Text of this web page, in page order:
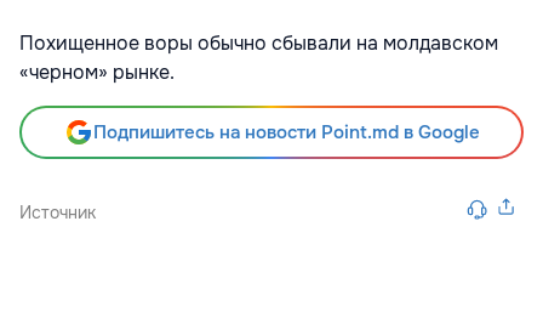
Похищенное воры обычно сбывали на молдавском
«черном» рынке.
Подпишитесь на новости Point.md в Google
Источник